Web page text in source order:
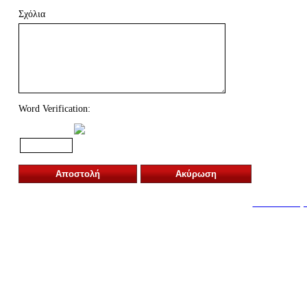
Σχόλια
Word Verification:
Αποστολή Ακύρωση